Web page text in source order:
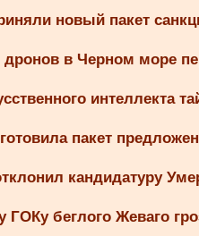
новый пакет
в Черном море
интеллекта
пакет
кандидатуру
ГОКу беглого Жеваго